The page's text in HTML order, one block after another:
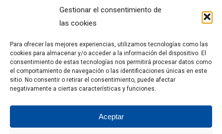
Gestionar el consentimiento de
las cookies
Para ofrecer las mejores experiencias, utilizamos tecnologías como las
cookies para almacenar y/o acceder a la información del dispositivo. El
consentimiento de estas tecnologías nos permitirá procesar datos como
el comportamiento de navegación o las identificaciones únicas en este
sitio. No consentir o retirar el consentimiento, puede afectar
negativamente a ciertas características y funciones.
Aceptar